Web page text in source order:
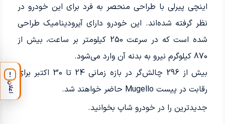
اینچی پیرلی با طراحی منحصر به فرد برای این خودرو در
نظر گرفته شده‌اند. این خودرو دارای آیرودینامیک طراحی
شده است که در سرعت 250 کیلومتر بر ساعت، بیش از
870 کیلوگرم نیرو به بدنه آن وارد می‌شود.
بیش از 296 چالش‌گر در بازه زمانی 24 تا 30 اکتبر برای
رقابت در پیست Mugello حاضر خواهند شد.
جدیدترین را در خودرو شاپ بخوانید.
!
اعلان